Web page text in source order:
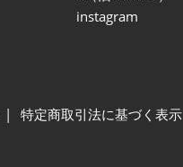
instagram
特定商取引法に基づく表示